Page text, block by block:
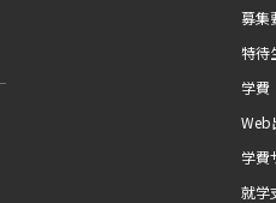
募集
特待
学費
Web
学費
就学